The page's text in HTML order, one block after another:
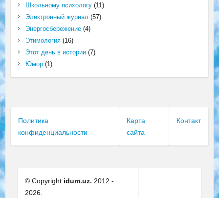
Школьному психологу(11)
Электронный журнал (57)
Энергосбережение(4)
Этимология(16)
Этот день в истории(7)
Юмор(1)
Политика
конфиденциальности
Карта
сайта
Контакт
© Copyright idum.uz. 2012 -
2026.